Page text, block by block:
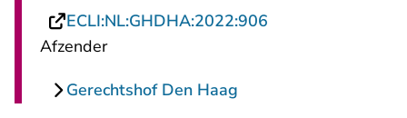
ECLI:NL:GHDHA:2022:906
Afzender
Gerechtshof Den Haag